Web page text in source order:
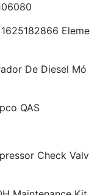
Eleme
De Diesel Mó
QAS
Check Valv